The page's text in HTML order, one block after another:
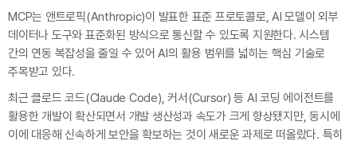
MCP는 앤트로픽(Anthropic)이 발표한 표준 프로토콜로, AI 모델이 외부
데이터나 도구와 표준화된 방식으로 통신할 수 있도록 지원한다. 시스템
간의 연동 복잡성을 줄일 수 있어 AI의 활용 범위를 넓히는 핵심 기술로
주목받고 있다.
최근 클로드 코드(Claude Code), 커서(Cursor) 등 AI 코딩 에이전트를
활용한 개발이 확산되면서 개발 생산성과 속도가 크게 향상됐지만, 동시에
이에 대응해 신속하게 보안을 확보하는 것이 새로운 과제로 떠올랐다. 특히